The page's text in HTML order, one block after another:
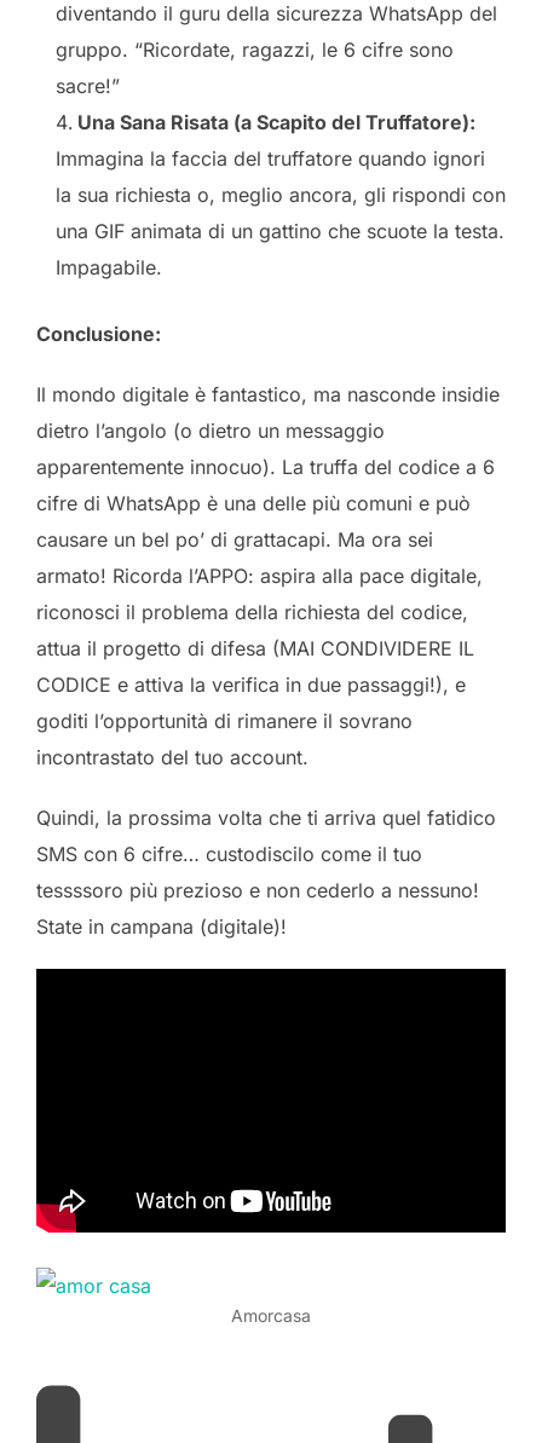
diventando il guru della sicurezza WhatsApp del
gruppo. “Ricordate, ragazzi, le 6 cifre sono
sacre!”
Una Sana Risata (a Scapito del Truffatore):
Immagina la faccia del truffatore quando ignori
la sua richiesta o, meglio ancora, gli rispondi con
una GIF animata di un gattino che scuote la testa.
Impagabile.
Conclusione:
Il mondo digitale è fantastico, ma nasconde insidie
dietro l’angolo (o dietro un messaggio
apparentemente innocuo). La truffa del codice a 6
cifre di WhatsApp è una delle più comuni e può
causare un bel po’ di grattacapi. Ma ora sei
armato! Ricorda l’APPO: aspira alla pace digitale,
riconosci il problema della richiesta del codice,
attua il progetto di difesa (MAI CONDIVIDERE IL
CODICE e attiva la verifica in due passaggi!), e
goditi l’opportunità di rimanere il sovrano
incontrastato del tuo account.
Quindi, la prossima volta che ti arriva quel fatidico
SMS con 6 cifre… custodiscilo come il tuo
tessssoro più prezioso e non cederlo a nessuno!
State in campana (digitale)!
Amorcasa